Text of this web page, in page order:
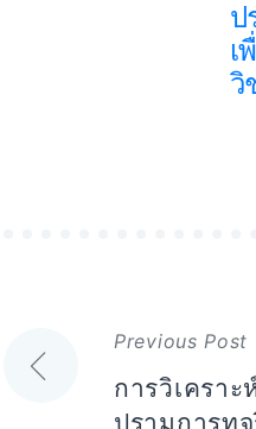
ป
เ
วิ
แนะแนว
เรื่อง
Previous Post
การวิเครา
ปรามการทุ